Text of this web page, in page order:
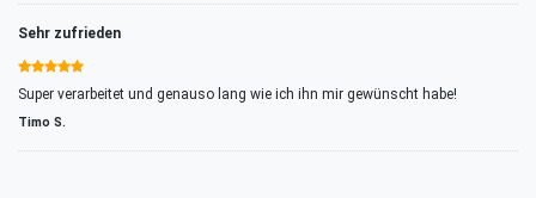
Sehr zufrieden
Super verarbeitet und genauso lang wie ich ihn mir gewünscht habe!
Timo S.